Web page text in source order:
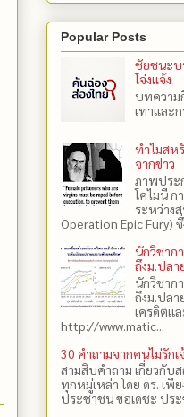
Popular Posts
ชัยชนะบ
โจ่งแจ้ง
บทความ
เทาและก
ทำไมสห
จากข่าว
ภาพประ
โคไมนี ก
ระหว่าง
Operation Epic Fury)
นักวิชาก
ถึงม.ปลา
นักวิชาก
ถึงม.ปลา
เครดิตแ
http://www.matic...
30 คำถามจากคนไม่รักเ
สามสิบคำถาม เกี่ยวกั
ทุกหมู่เหล่า โดย ดร.​ เพี
ประชาชน ขอเดชะ ปร